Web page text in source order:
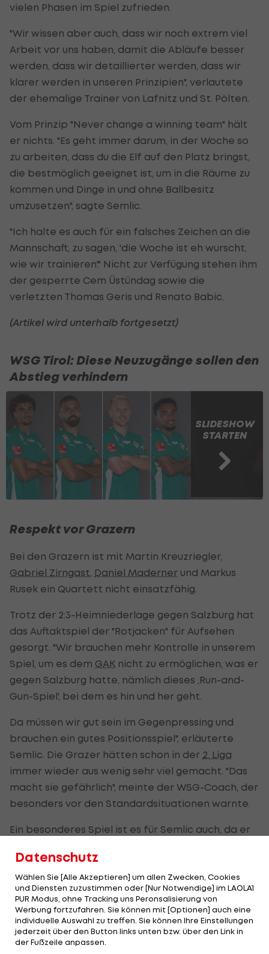
vielen Phasen im Spiel zufrieden.
"Wir wissen aber auch, dass wir noch extrem viel
Arbeit vor uns haben, damit die Abläufe besser
werden, dass wir detaillierter werden, dass wir
klarer werden in unseren Prinzipien", verlautete
der ehemalige Trainer von Lafnitz und St. Pölten.
Vom Prinzip "Never change a winning team" hält
er nichts. "Es geht immer darum, in der Woche so
zu arbeiten, dass du die Elf auf den Platz bringst,
die bestmöglich geeignet ist, um in die Räume zu
kommen und Dinge in und ohne Ballbesitz
umzusetzen", sagte Semlic.
"Ich halte es auch für ein falsches Zeichen an die
Mannschaft, zu sagen, 'die Woche ist eh wurscht,
wie wir trainieren'." Nicht zur Verfügung stehen ihm
der gesperrte Cem Üstündag sowie die
verletzten Thomas Geris und Renato Babic.
(Artikel wird unterhalb fortgesetzt)
WSG Tirol: Diese Neuzugänge sollen den
Abstieg verhindern
SLIDESHOW
STARTEN
Respekt vor Grazern
Bei den Grazern ist mit Martin Kreuzriegler,
Gabriel Zirngast Daniel Maderner und Markus
Rusek ein Quartett nicht einsatzfähig.
Trotz der 2:3-Heimniederlage gegen Salzburg hat
das Auftaktspiel der "Rotjacken" für Aufsehen
gesorgt. "Wir brauchen mehr Kontrolle in unserem
Spiel, um es dem GAK nicht zu ermöglichen, was er
gegen Salzburg hatte, nämlich dieses ,Run-and-
Gun-Spiel', bei dem es hin und her geht.
Da müssen wir gut sein im Gegenpressing und
brauchen ein gutes Positionsspiel", erläuterte
Semlic. Die Grazer hätten schon in der 2. Liga
immer wieder aus wenig sehr viel gemacht. "Das
macht sie gefährlich", meinte der WSG-Coach, der
besonders vor den Standardsituationen warnte.
Ein besonderes Spiel ist es für Semlic auch, da er
Lichtenbergerdrei
gecoacht hat.
Messner erwartet anderes Spiel
Die Grazer erwartet ein ganz anderer Gegner als
Datenschutz
Wählen Sie [Alle Akzeptieren] um allen Zwecken, Cookies
und Diensten zuzustimmen oder [Nur Notwendige] im LAOLA1
PUR Modus, ohne Tracking uns Peronsalisierung von
Werbung fortzufahren. Sie können mit [Optionen] auch eine
individuelle Auswahl zu treffen. Sie können Ihre Einstellungen
jederzeit über den Button links unten bzw. über den Link in
der Fußzeile anpassen.